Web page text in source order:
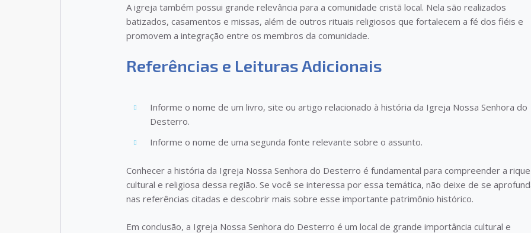
A igreja também possui grande relevância para a comunidade cristã local. Nela são realizados
batizados, casamentos e missas, além de outros rituais religiosos que fortalecem a fé dos fiéis e
promovem a integração entre os membros da comunidade.
Referências e Leituras Adicionais
Informe o nome de um livro, site ou artigo relacionado à história da Igreja Nossa Senhora do
Desterro.
Informe o nome de uma segunda fonte relevante sobre o assunto.
Conhecer a história da Igreja Nossa Senhora do Desterro é fundamental para compreender a
cultural e religiosa dessa região. Se você se interessa por essa temática, não deixe de se
nas referências citadas e descobrir mais sobre esse importante patrimônio histórico.
Em conclusão, a Igreja Nossa Senhora do Desterro é um local de grande importância cultural e